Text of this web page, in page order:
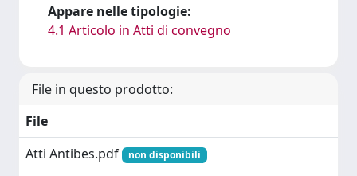
Appare nelle tipologie:
4.1 Articolo in Atti di convegno
File in questo prodotto:
File
Atti Antibes.pdf
non disponibili